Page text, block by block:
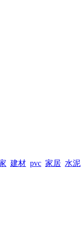
建材 pvc 家居 水泥